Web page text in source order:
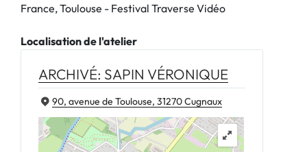
France, Toulouse - Festival Traverse Vidéo
Localisation de l'atelier
ARCHIVÉ: SAPIN VÉRONIQUE
90, avenue de Toulouse, 31270 Cugnaux